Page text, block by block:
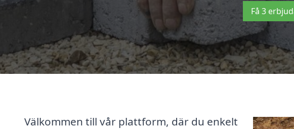
Få 3
Välkommen till vår plattform, där du enkelt